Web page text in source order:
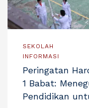
SEKOLAH
INFORMASI
Peringatan
1 Babat:
Pendidikan